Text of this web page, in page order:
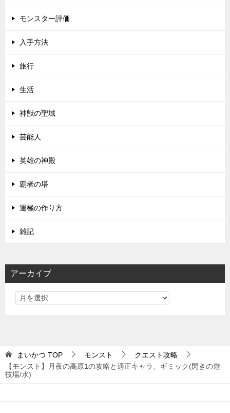
モンスター評価
入手方法
旅行
生活
神獣の聖域
芸能人
英雄の神殿
覇者の塔
運極の作り方
雑記
アーカイブ
まいかつ TOP モンスト
クエスト攻略
【モンスト】月夜の高原1の攻略と適正キャラ、ギミック(閃きの遊
技場/水)